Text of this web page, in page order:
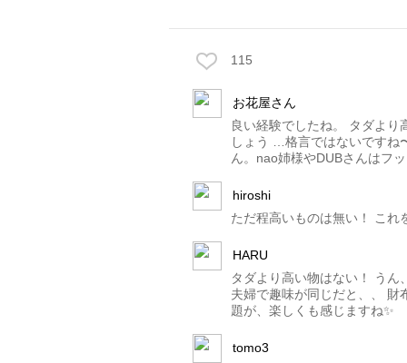
115
お花屋さん
良い経験でしたね。 タダよ
しょう …格言ではないですね
ん。nao姉様やDUBさんはフ
hiroshi
ただ程高いものは無い！ これ
HARU
タダより高い物はない！ うん
夫婦で趣味が同じだと、、 財
題が、楽しくも感じますね✨
tomo3